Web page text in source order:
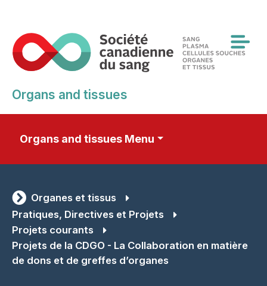
main
content
Organs and tissues
Organs and tissues Menu
Organes et tissus
Pratiques, Directives et Projets
Projets courants
Projets de la CDGO - La Collaboration en matière
de dons et de greffes d’organes